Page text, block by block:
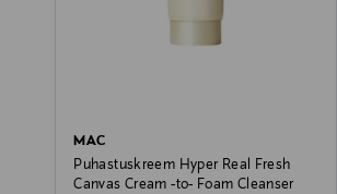
MAC
Puhastuskreem Hyper Real Fresh
Canvas Cream -to- Foam Cleanser